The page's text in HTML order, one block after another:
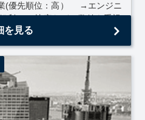
(優先順位：高） →エンジニ
利、BP比率などの数値を重視
を見る